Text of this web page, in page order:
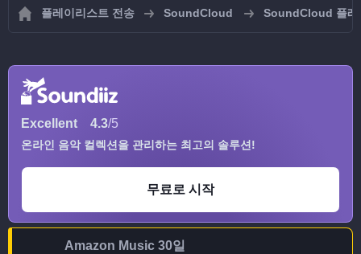
플레이리스트 전송 SoundCloud SoundCloud 플레
Excellent 4.3/5
온라인 음악 컬렉션을 관리하는 최고의 솔루션!
무료로 시작
Amazon Music 30일